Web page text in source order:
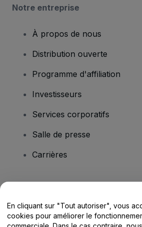
Notre entreprise
À propos de nous
Distribution ouverte
Programme d'affiliation
Investisseurs
Services corporatifs
Salle de presse
Carrières
Centre d'assistance / Nous
En cliquant sur "Tout autoriser", vous
cookies pour améliorer le